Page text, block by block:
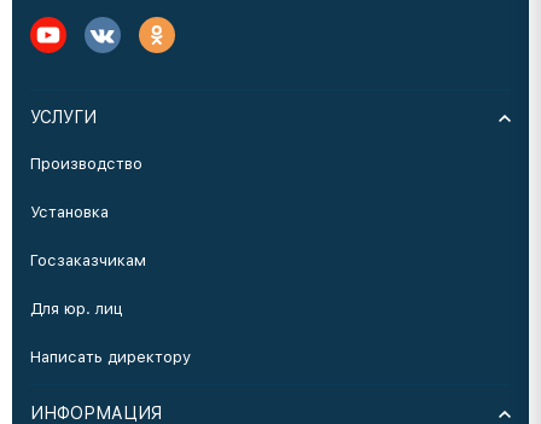
УСЛУГИ
Производство
Установка
Госзаказчикам
Для юр. лиц
Написать директору
ИНФОРМАЦИЯ